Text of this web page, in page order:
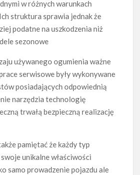
w różnych warunkach
struktura sprawia jednak że
podatne na uszkodzenia niż
sezonowe
używanego ogumienia ważne
serwisowe były wykonywane
posiadających odpowiednią
narzędzia technologię
trwałą bezpieczną realizację
pamiętać że każdy typ
unikalne właściwości
samo prowadzenie pojazdu ale